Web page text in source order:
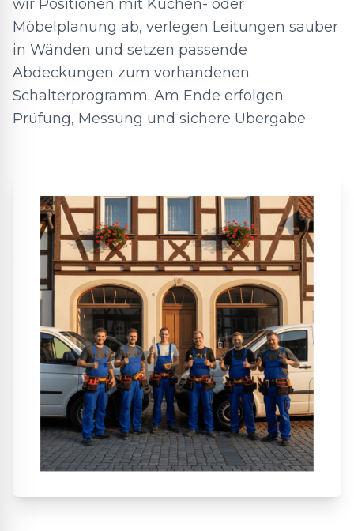
wir Positionen mit Küchen- oder
Möbelplanung ab, verlegen Leitungen sauber
in Wänden und setzen passende
Abdeckungen zum vorhandenen
Schalterprogramm. Am Ende erfolgen
Prüfung, Messung und sichere Übergabe.